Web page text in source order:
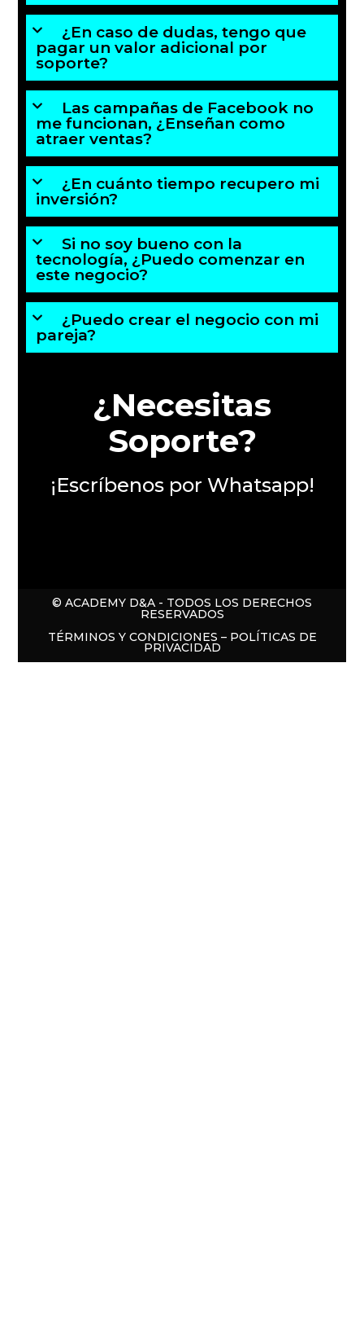
¿En caso de dudas, tengo que
pagar un valor adicional por
soporte?
Las campañas de Facebook no
me funcionan, ¿Enseñan como
atraer ventas?
¿En cuánto tiempo recupero mi
inversión?
Si no soy bueno con la
tecnología, ¿Puedo comenzar en
este negocio?
¿Puedo crear el negocio con mi
pareja?
¿Necesitas
Soporte?
¡Escríbenos por Whatsapp!
© ACADEMY D&A - TODOS LOS DERECHOS
RESERVADOS
TÉRMINOS Y CONDICIONES – POLÍTICAS DE
PRIVACIDAD